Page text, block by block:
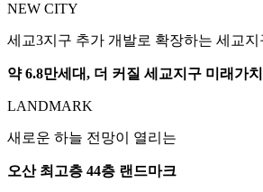
NEW CITY
세교3지구 추가 개발로 확장하는 세교지
약 6.8만세대, 더 커질 세교지구 미래가치
LANDMARK
새로운 하늘 전망이 열리는
오산 최고층 44층 랜드마크